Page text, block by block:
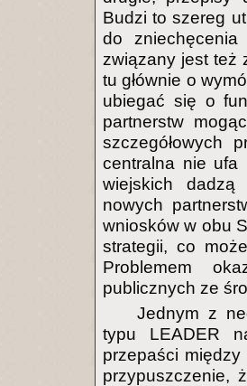
Budzi to szereg
do
związany jest też
tu głównie o
ubiegać się o
partnerstw
szczegółowych
centralna nie ufa
wiejskich
nowych
wniosków w obu
strategii, co
Problemem
publicznych ze
Jednym z
typu LEADER
przepaści
przypuszczenie,